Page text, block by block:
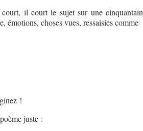
il court le sujet sur une
émotions, choses vues, ressaisies comme
!
juste :